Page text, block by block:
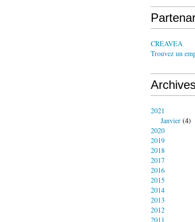
CREAVEA
Trouvez un
2021
Janvier (4)
2020
2019
2018
2017
2016
2015
2014
2013
2012
2011